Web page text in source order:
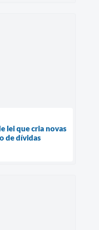
lei que cria novas
de dívidas